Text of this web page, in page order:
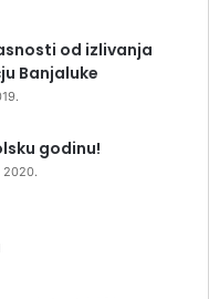
od izlivanja
Banjaluke
godinu!
2020.